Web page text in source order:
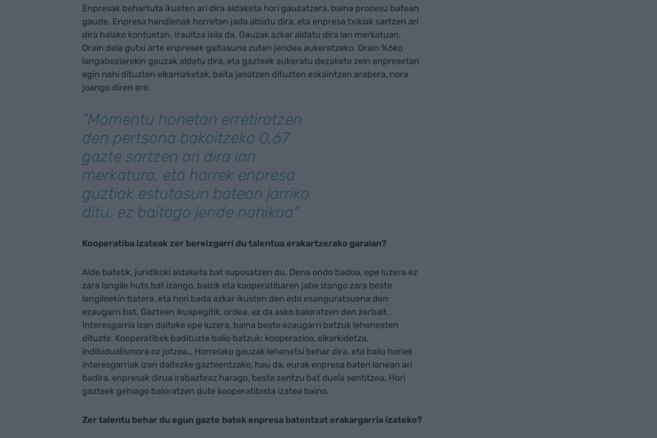
Enpresak behartuta ikusten ari dira aldaketa hori gauzatzera, baina prozesu batean
gaude. Enpresa handienak horretan jada abiatu dira, eta enpresa txikiak sartzen ari
dira halako kontuetan. Iraultza isila da. Gauzak azkar aldatu dira lan merkatuan.
Orain dela gutxi arte enpresek gaitasuna zuten jendea aukeratzeko. Orain %6ko
langabeziarekin gauzak aldatu dira, eta gazteek aukeratu dezakete zein enpresetan
egin nahi dituzten elkarrizketak, baita jasotzen dituzten eskaintzen arabera, nora
joango diren ere.
"Momentu honetan erretiratzen
den pertsona bakoitzeko 0,67
gazte sartzen ari dira lan
merkatura, eta horrek enpresa
guztiak estutasun batean jarriko
ditu, ez baitago jende nahikoa"
Kooperatiba izateak zer bereizgarri du talentua erakartzerako garaian?
Alde batetik, juridikoki aldaketa bat suposatzen du. Dena ondo badoa, epe luzera ez
zara langile huts bat izango, baizik eta kooperatibaren jabe izango zara beste
langileekin batera, eta hori bada azkar ikusten den edo esanguratsuena den
ezaugarri bat. Gazteen ikuspegitik, ordea, ez da asko baloratzen den zerbait.
Interesgarria izan daiteke epe luzera, baina beste ezaugarri batzuk lehenesten
dituzte. Kooperatibek badituzte balio batzuk: kooperazioa, elkarkidetza,
indibidualismora ez jotzea… Horrelako gauzak lehenetsi behar dira, eta balio horiek
interesgarriak izan daitezke gazteentzako, hau da, eurak enpresa baten lanean ari
badira, enpresak dirua irabazteaz harago, beste zentzu bat duela sentitzea. Hori
gazteek gehiago baloratzen dute kooperatibista izatea baino.
Zer talentu behar du egun gazte batek enpresa batentzat erakargarria izateko?